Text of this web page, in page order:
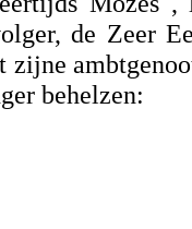
de Zeer
zijne
behelzen: